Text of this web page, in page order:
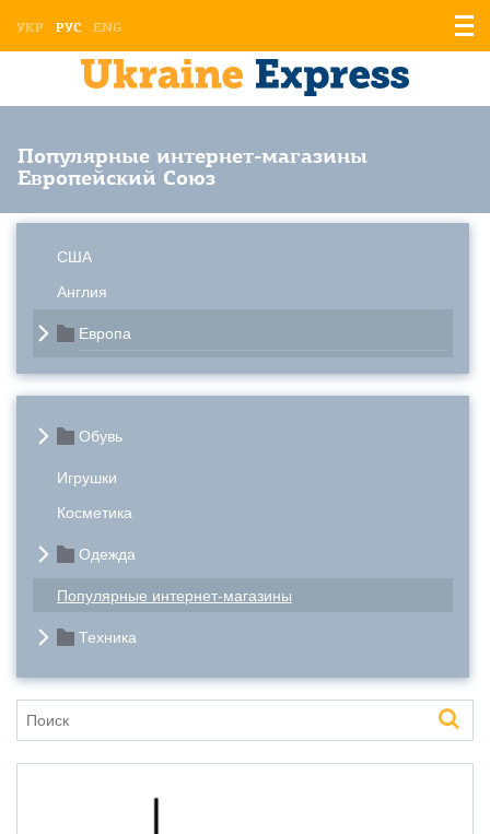
УКР РУС ENG
Популярные интернет-магазины
Европейский Союз
США
Англия
Европа
Обувь
Игрушки
Косметика
Одежда
Популярные интернет-магазины
Техника